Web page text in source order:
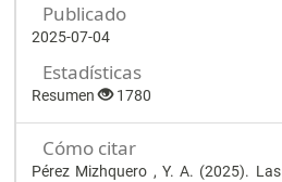
Publicado
2025-07-04
Estadísticas
Resumen 1780
Cómo citar
Pérez Mizhquero , Y. A. (2025).